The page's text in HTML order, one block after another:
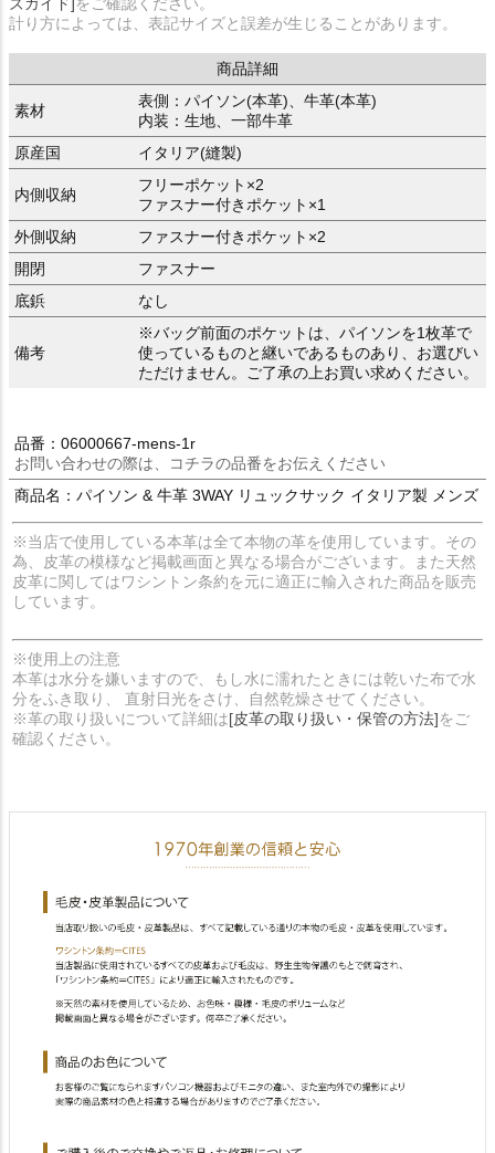
計り方によっては、表記サイズと誤差が生じることがあります。
商品詳細
素材
表側：パイソン(本革)、牛革(本革)
内装：生地、一部牛革
原産国
イタリア(縫製)
内側収納
フリーポケット×2
ファスナー付きポケット×1
外側収納
ファスナー付きポケット×2
開閉
ファスナー
底鋲
なし
備考
※バッグ前面のポケットは、パイソンを1枚革で
使っているものと継いであるものあり、お選びい
ただけません。ご了承の上お買い求めください。
品番：06000667-mens-1r
お問い合わせの際は、コチラの品番をお伝えください
商品名：パイソン & 牛革 3WAY リュックサック イタリア製 メンズ
※当店で使用している本革は全て本物の革を使用しています。その
為、皮革の模様など掲載画面と異なる場合がございます。また天然
皮革に関してはワシントン条約を元に適正に輸入された商品を販売
しています。
※使用上の注意
本革は水分を嫌いますので、もし水に濡れたときには乾いた布で水
分をふき取り、 直射日光をさけ、自然乾燥させてください。
※革の取り扱いについて詳細は[皮革の取り扱い・保管の方法]をご
確認ください。